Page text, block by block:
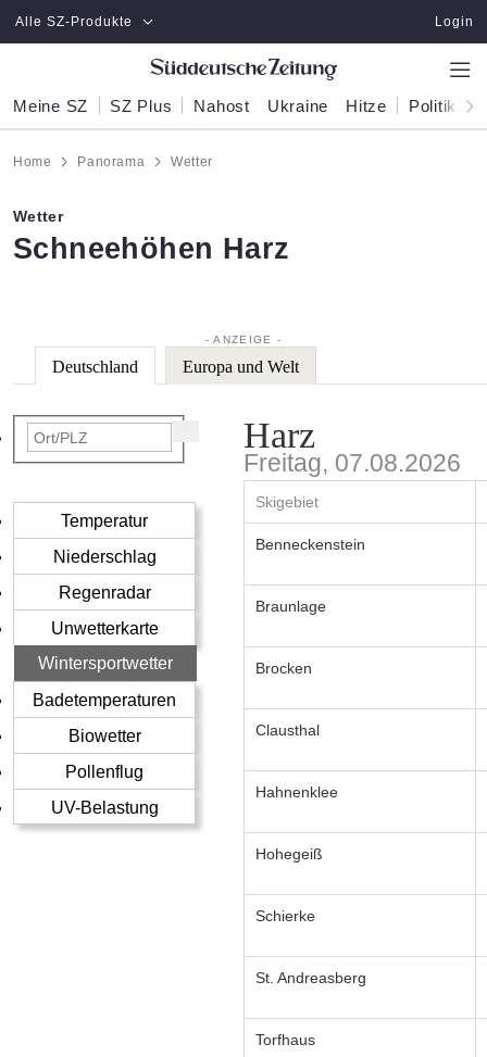
Zum Hauptinhalt springen
Alle SZ-Produkte Login
Meine SZ SZ Plus Nahost Ukraine Hitze Politik
Home Panorama Wetter
Wetter
:
Schneehöhen Harz
Deutschland Europa und Welt
Temperatur
Niederschlag
Regenradar
Unwetterkarte
Wintersportwetter
Badetemperaturen
Biowetter
Pollenflug
UV-Belastung
Harz
Freitag, 07.08.2026
Skigebiet
Benneckenstein
Braunlage
Brocken
Clausthal
Hahnenklee
Hohegeiß
Schierke
St. Andreasberg
Torfhaus